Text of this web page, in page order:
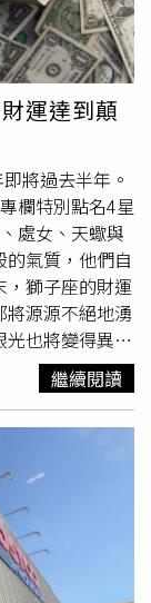
到出國捐贈生殖
為例，大陸地區
捐卵者進行商業
當地法律之行
入美國，倘若
行為，故民眾
在不知情的狀
運達到顛
將過去半年。
欄特別點名4星
處女、天蠍與
氣質，他們自
獅子座的財運
源源不絕地湧
也將變得異常
商機，從而為自
將在這段時間發
他們帶來更多的
座處女座的人
滿了熱情和責
發期。他們的
入還是投資收
將有機會獲得
些意外的驚喜
繼續閱讀